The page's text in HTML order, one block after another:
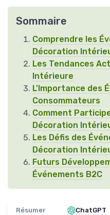
Sommaire
Comprendre les
Décoration
Les Tendances
Intérieure
L'Importance des
Consommateurs
Comment
Décoration
Les Défis des
Décoration
Futurs
Événements B2C
Résumer ChatGPT